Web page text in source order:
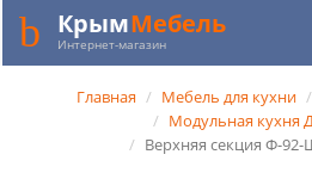
КрымМебель
Интернет-магазин
Главная Мебель для кухни
Модульная кухня
Верхняя секция Ф-